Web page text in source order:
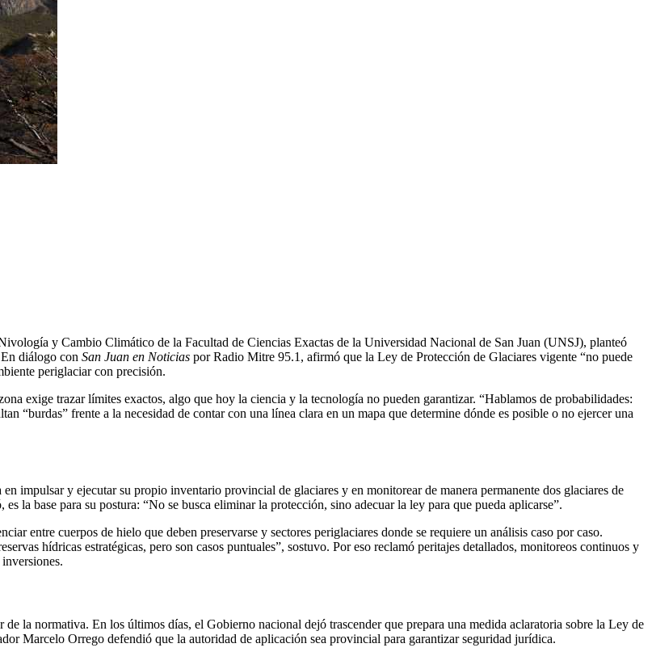
y Cambio Climático de la Facultad de Ciencias Exactas de la Universidad Nacional de San Juan (UNSJ), planteó
diálogo con San Juan en Noticias por Radio Mitre 95.1, afirmó que la Ley de Protección de Glaciares vigente “no puede
periglaciar con precisión.
exige trazar límites exactos, algo que hoy la ciencia y la tecnología no pueden garantizar. “Hablamos de probabilidades:
“burdas” frente a la necesidad de contar con una línea clara en un mapa que determine dónde es posible o no ejercer una
impulsar y ejecutar su propio inventario provincial de glaciares y en monitorear de manera permanente dos glaciares de
la base para su postura: “No se busca eliminar la protección, sino adecuar la ley para que pueda aplicarse”.
entre cuerpos de hielo que deben preservarse y sectores periglaciares donde se requiere un análisis caso por caso.
hídricas estratégicas, pero son casos puntuales”, sostuvo. Por eso reclamó peritajes detallados, monitoreos continuos y
la normativa. En los últimos días, el Gobierno nacional dejó trascender que prepara una medida aclaratoria sobre la Ley de
Marcelo Orrego defendió que la autoridad de aplicación sea provincial para garantizar seguridad jurídica.